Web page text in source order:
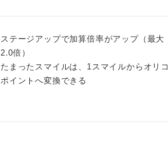
ステージアップで加算倍率がアップ（最大
2.0倍）
たまったスマイルは、1スマイルからオリコ
ポイントへ変換できる